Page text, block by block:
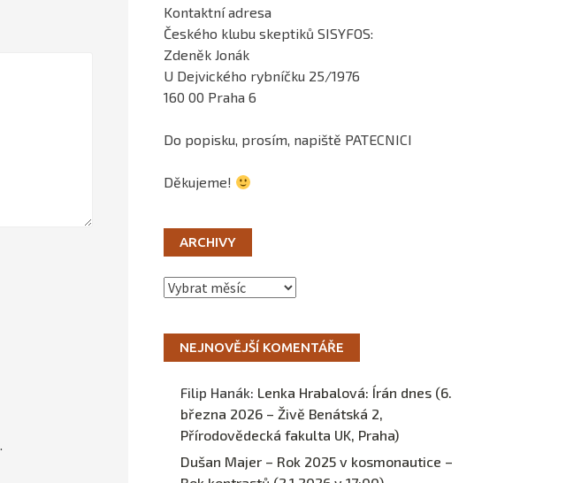
Kontaktní adresa
Českého klubu skeptiků SISYFOS:
Zdeněk Jonák
U Dejvického rybníčku 25/1976
160 00 Praha 6
Do popisku, prosím, napiště PATECNICI
Děkujeme!
ARCHIVY
Archivy
NEJNOVĚJŠÍ KOMENTÁŘE
Filip Hanák: Lenka Hrabalová: Írán dnes (6.
března 2026 – Živě Benátská 2,
Přírodovědecká fakulta UK, Praha)
Dušan Majer – Rok 2025 v kosmonautice –